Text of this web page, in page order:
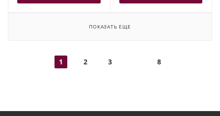
ПОКАЗАТЬ ЕЩЕ
1 2 3 8